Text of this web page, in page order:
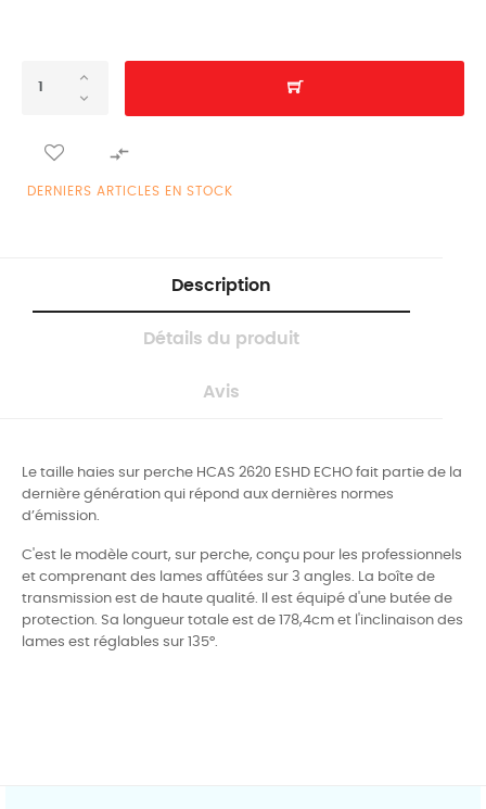

DERNIERS ARTICLES EN STOCK
Description
Détails du produit
Avis
Le taille haies sur perche HCAS 2620 ESHD ECHO fait partie de la
dernière génération qui répond aux dernières normes
d’émission.
C'est le modèle court, sur perche, conçu pour les professionnels
et comprenant des lames affûtées sur 3 angles. La boîte de
transmission est de haute qualité. Il est équipé d'une butée de
protection. Sa longueur totale est de 178,4cm et l'inclinaison des
lames est réglables sur 135°.